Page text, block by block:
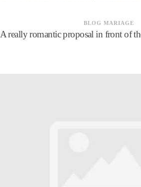
BLOG MARIAGE
A really romantic proposal in front of